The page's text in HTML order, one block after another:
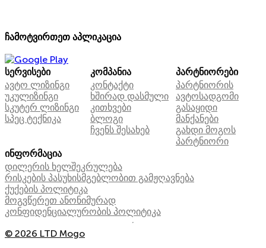
ჩამოტვირთეთ აპლიკაცია
სერვისები
ავტო ლიზინგი
უკულიზინგი
სკუტერ ლიზინგი
სპეც ტექნიკა
კომპანია
კონტაქტი
ხშირად დასმული
კითხვები
ბლოგი
ჩვენს შესახებ
პარტნიორები
პარტნიორის
ავტოსადგომი
გასაყიდი
მანქანები
გახდი მოგოს
პარტნიორი
ინფორმაცია
დილერის ხელშეკრულება
რისკების პასუხისმგებლობით გამჟღავნება
ქუქების პოლიტიკა
მოგვწერეთ ანონიმურად
კონფიდენციალურობის პოლიტიკა
© 2026 LTD Mogo